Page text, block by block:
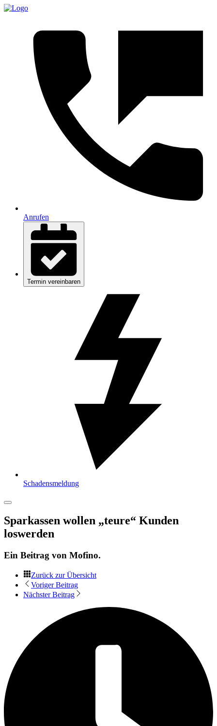
Anrufen
Termin vereinbaren
Schadensmeldung
Sparkassen wollen „teure“ Kunden
loswerden
Ein Beitrag von Mofino.
Zurück zur Übersicht
Voriger Beitrag
Nächster Beitrag